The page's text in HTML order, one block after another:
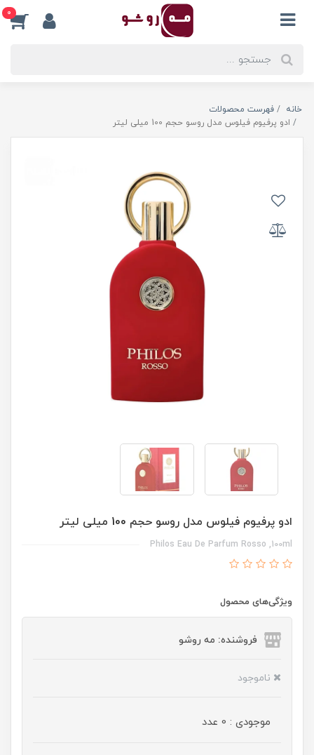
0
خانه
فهرست محصولات
ادو پرفیوم فیلوس مدل روسو حجم 100 میلی لیتر
ادو پرفیوم فیلوس مدل روسو حجم 100 میلی لیتر
Philos Eau De Parfum Rosso ,100ml
ویژگی‌های محصول
فروشنده: مه رو‌شو
ناموجود
موجودی : 0 عدد